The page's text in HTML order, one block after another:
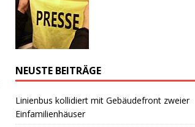
NEUSTE BEITRÄGE
Linienbus kollidiert mit Gebäudefront zweier
Einfamilienhäuser